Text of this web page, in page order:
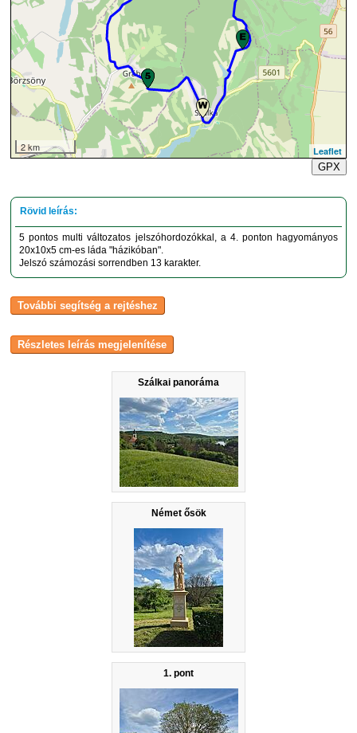
Szálkai panoráma
Német ősök
1. pont
2 km
Leaflet
GPX
5 pontos multi változatos jelszóhordozókkal, a 4. ponton hagyományos
20x10x5 cm-es láda "házikóban".
Jelszó számozási sorrendben 13 karakter.